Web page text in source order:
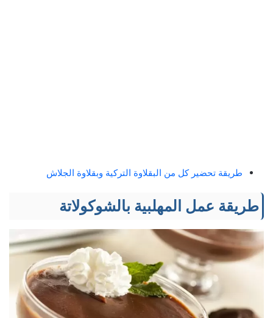
طريقة تحضير كل من البقلاوة التركية وبقلاوة الجلاش
طريقة عمل المهلبية بالشوكولاتة